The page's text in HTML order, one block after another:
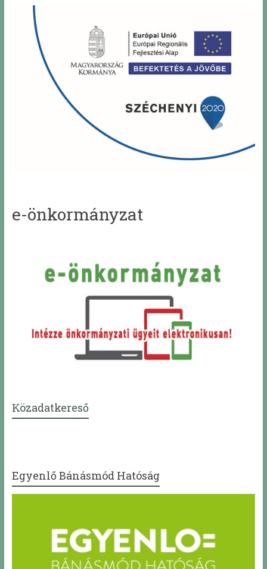
e-önkormányzat
Közadatkereső
Egyenlő Bánásmód Hatóság